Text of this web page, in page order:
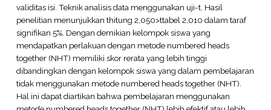
validitas isi. Teknik analisis data menggunakan uji-t. Hasil
penelitian menunjukkan thitung 2,050>ttabel 2,010 dalam taraf
signifikan 5%. Dengan demikian kelompok siswa yang
mendapatkan perlakuan dengan metode numbered heads
together (NHT) memiliki skor rerata yang lebih tinggi
dibandingkan dengan kelompok siswa yang dalam pembelajaran
tidak menggunakan metode numbered heads together (NHT).
Hal ini dapat diartikan bahwa pembelajaran menggunakan